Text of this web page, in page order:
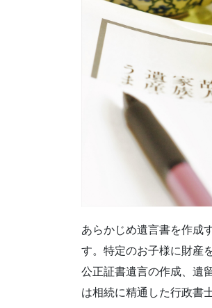
あらかじめ遺言書を作成
す。特定のお子様に財産
公正証書遺言の作成、遺
は相続に精通した行政書